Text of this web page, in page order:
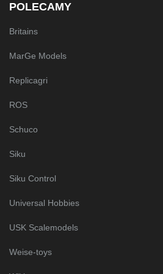
POLECAMY
Britains
MarGe Models
Replicagri
ROS
Schuco
Siku
Siku Control
Universal Hobbies
USK Scalemodels
Weise-toys